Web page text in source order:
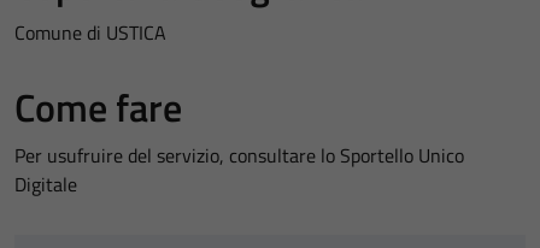
Comune di USTICA
Come fare
Per usufruire del servizio, consultare lo Sportello Unico
Digitale